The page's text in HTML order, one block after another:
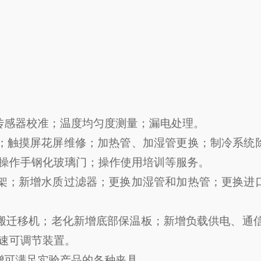
器校准；温度均匀度测量；漏电处理。
摸屏花屏维修；加热管、加湿管更换；制冷系
手钢化玻璃门；操作使用培训等服务。
新增水质过滤器；更换加湿管和加热管；更换
移机；老化新增底部保温板；新增负载供电、
可调节装置。